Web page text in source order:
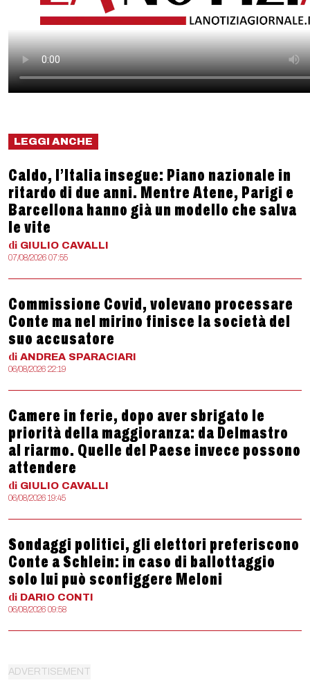
LEGGI ANCHE
Caldo, l’Italia insegue: Piano nazionale in
ritardo di due anni. Mentre Atene, Parigi e
Barcellona hanno già un modello che salva
le vite
di GIULIO CAVALLI
07/08/2026 07:55
Commissione Covid, volevano processare
Conte ma nel mirino finisce la società del
suo accusatore
di ANDREA SPARACIARI
06/08/2026 22:19
Camere in ferie, dopo aver sbrigato le
priorità della maggioranza: da Delmastro
al riarmo. Quelle del Paese invece possono
attendere
di GIULIO CAVALLI
06/08/2026 19:45
Sondaggi politici, gli elettori preferiscono
Conte a Schlein: in caso di ballottaggio
solo lui può sconfiggere Meloni
di DARIO CONTI
06/08/2026 09:58